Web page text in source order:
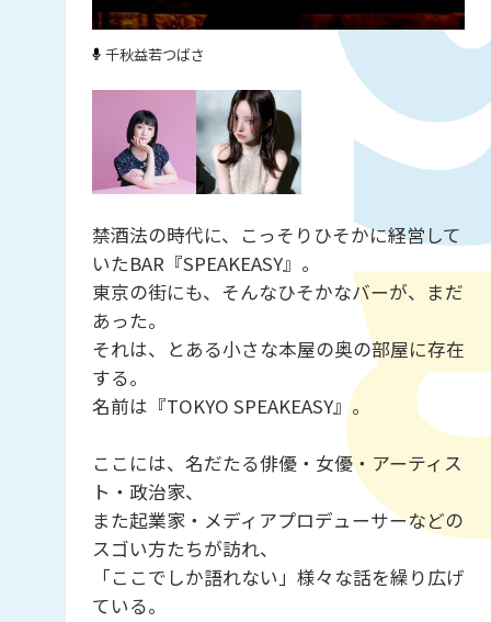
千秋益若つばさ
禁酒法の時代に、こっそりひそかに経営して
いたBAR『SPEAKEASY』。
東京の街にも、そんなひそかなバーが、まだ
あった。
それは、とある小さな本屋の奥の部屋に存在
する。
名前は『TOKYO SPEAKEASY』。
ここには、名だたる俳優・女優・アーティス
ト・政治家、
また起業家・メディアプロデューサーなどの
スゴい方たちが訪れ、
「ここでしか語れない」様々な話を繰り広げ
ている。